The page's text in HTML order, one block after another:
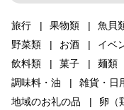
旅行 果物類 魚貝
野菜類
お酒 イベ
飲料類
菓子 麺類
調味料・油
雑貨・日
地域のお礼の品
卵（